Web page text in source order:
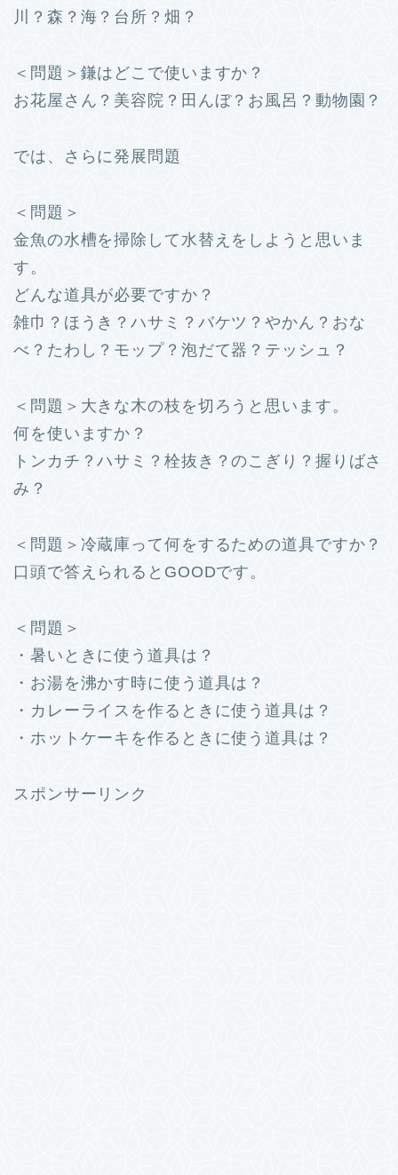
川？森？海？台所？畑？
＜問題＞鎌はどこで使いますか？
お花屋さん？美容院？田んぼ？お風呂？動物園？
では、さらに発展問題
＜問題＞
金魚の水槽を掃除して水替えをしようと思いま
す。
どんな道具が必要ですか？
雑巾？ほうき？ハサミ？バケツ？やかん？おな
べ？たわし？モップ？泡だて器？テッシュ？
＜問題＞大きな木の枝を切ろうと思います。
何を使いますか？
トンカチ？ハサミ？栓抜き？のこぎり？握りばさ
み？
＜問題＞冷蔵庫って何をするための道具ですか？
口頭で答えられるとGOODです。
＜問題＞
・暑いときに使う道具は？
・お湯を沸かす時に使う道具は？
・カレーライスを作るときに使う道具は？
・ホットケーキを作るときに使う道具は？
スポンサーリンク